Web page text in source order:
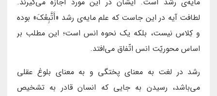
لطافت آیه در این جاست که علم مایه‌ی رشد «أَتَّبِعُكَ» بوده
و کِلاس نیست، بلکه یک نحوه انس است؛ این مطلب بر
اساس محوریّت انس اتّفاق می‌افتد.
رشد در لغت به معنای پختگی و به معنای بلوغ عقلی
می‌باشد، رسیدن به جایی که انسان قادر به تشخیص